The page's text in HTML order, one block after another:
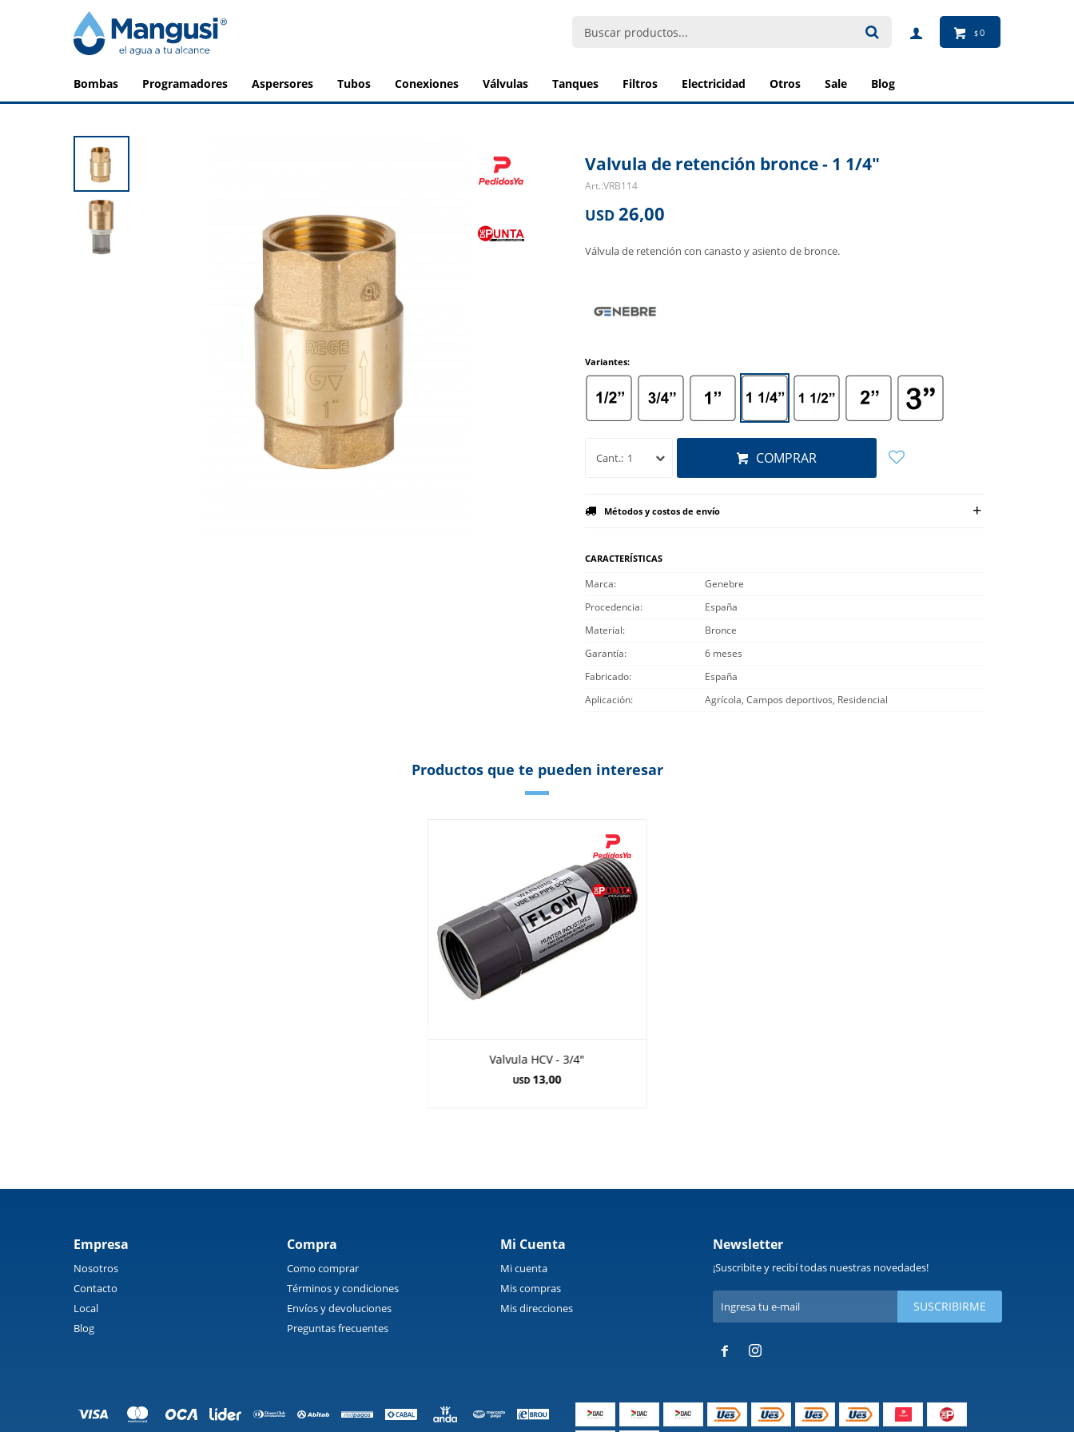
bombas programadores aspersores tubos conexiones válvulas tanques filtros electricidad otros sale blog
$0
Valvula de retención bronce - 1 1/4"
VRB114
USD 26,00
Válvula de retención con canasto y asiento de bronce.
Variantes:
1 COMPRAR
Métodos y costos de envío
CARACTERÍSTICAS
Marca
Genebre
Procedencia
España
Material
Bronce
Garantía
6 meses
Fabricado
España
Aplicación
Agrícola, Campos deportivos, Residencial
Productos que te pueden interesar
Valvula HCV - 3/4"
USD 13,00
Empresa
Nosotros
Contacto
Local
Blog
Compra
Como comprar
Términos y condiciones
Envíos y devoluciones
Preguntas frecuentes
Mi Cuenta
Mi cuenta
Mis compras
Mis direcciones
Newsletter
¡Suscribite y recibí todas nuestras novedades!
SUSCRIBIRME
 